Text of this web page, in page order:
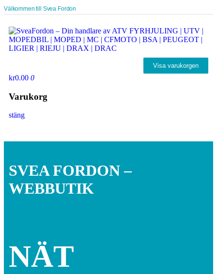
Välkommen till Svea Fordon
Visa varukorgen
kr0.00 0
Varukorg
stäng
SVEA FORDON –
WEBBUTIK
NÄT